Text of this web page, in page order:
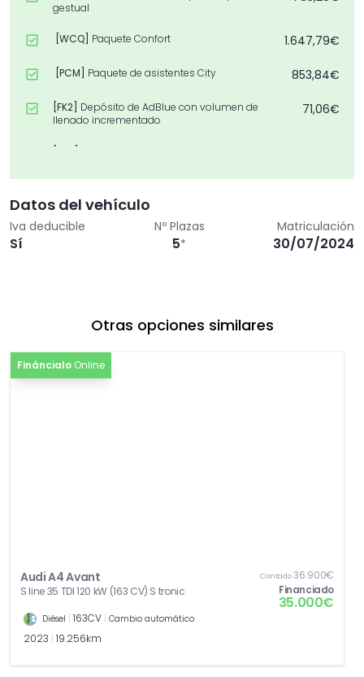
gestual
[WCQ] Paquete Confort 1.647,79€
[PCM] Paquete de asistentes City 853,84€
[FK2] Depósito de AdBlue con volumen de
llenado incrementado
71,06€
[9JE]
Llantas, diseño dinámico de 10 radios,
Gris Grafito, torn. brill., 8,0J x 18, neumáticos
245/40 R18
Aviso de salida de carril 194,06€
Pintura efecto perla
[2PF]Volante de cuero contorno deportivo, 3
radios, achatado en la parte inferior, con
Datos del vehículo
Iva deducible
Sí
Nº Plazas
5*
Matriculación
30/07/2024
Otras opciones similares
Fináncialo Online
Audi A4 Avant
S line 35 TDI 120 kW (163 CV) S tronic
Contado36.900€
Financiado
35.000€
Diésel 163CV Cambio automático
2023 19.256km